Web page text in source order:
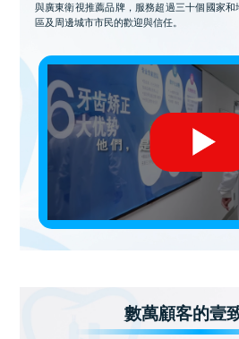
與廣東衛視推薦品牌，服務超過三十個國家
區及周邊城市市民的歡迎與信任。
數萬顧客的壹